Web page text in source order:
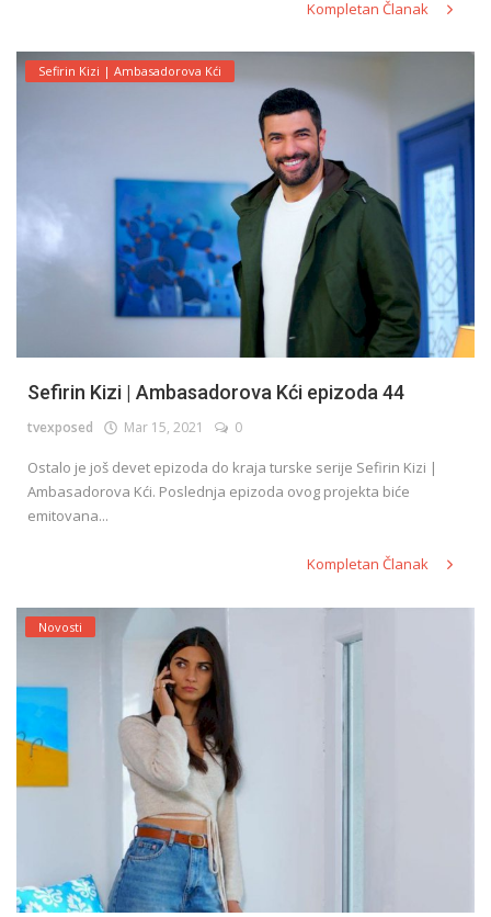
Kompletan Članak
Sefirin Kizi | Ambasadorova Kći
Sefirin Kizi | Ambasadorova Kći epizoda 44
tvexposed Mar 15, 2021 0
Ostalo je još devet epizoda do kraja turske serije Sefirin Kizi |
Ambasadorova Kći. Poslednja epizoda ovog projekta biće
emitovana...
Kompletan Članak
Novosti